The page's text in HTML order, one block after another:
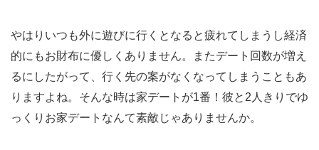
やはりいつも外に遊びに行くとなると疲れてしまうし経済
的にもお財布に優しくありません。またデート回数が増え
るにしたがって、行く先の案がなくなってしまうこともあ
りますよね。そんな時は家デートが1番！彼と2人きりでゆ
っくりお家デートなんて素敵じゃありませんか。